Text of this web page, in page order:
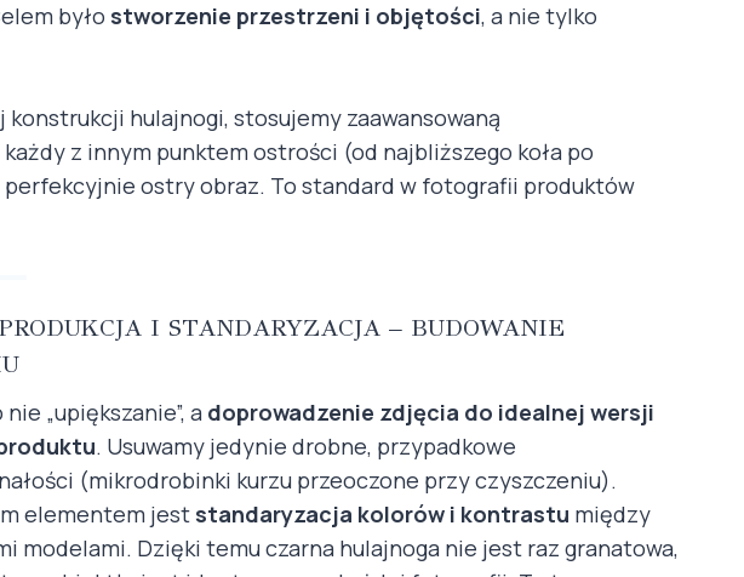
było stworzenie przestrzeni i objętości, a nie tylko
konstrukcji hulajnogi, stosujemy zaawansowaną
z innym punktem ostrości (od najbliższego koła po
ostry obraz. To standard w fotografii produktów
I STANDARYZACJA – BUDOWANIE
„upiększanie”, a doprowadzenie zdjęcia do idealnej wersji
. Usuwamy jedynie drobne, przypadkowe
(mikrodrobinki kurzu przeoczone przy czyszczeniu).
elementem jest standaryzacja kolorów i kontrastu między
modelami. Dzięki temu czarna hulajnoga nie jest raz granatowa,